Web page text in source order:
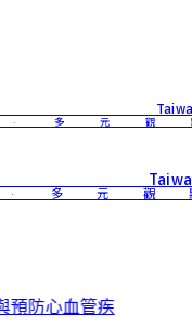
多元觀
多元觀
預防心血管疾